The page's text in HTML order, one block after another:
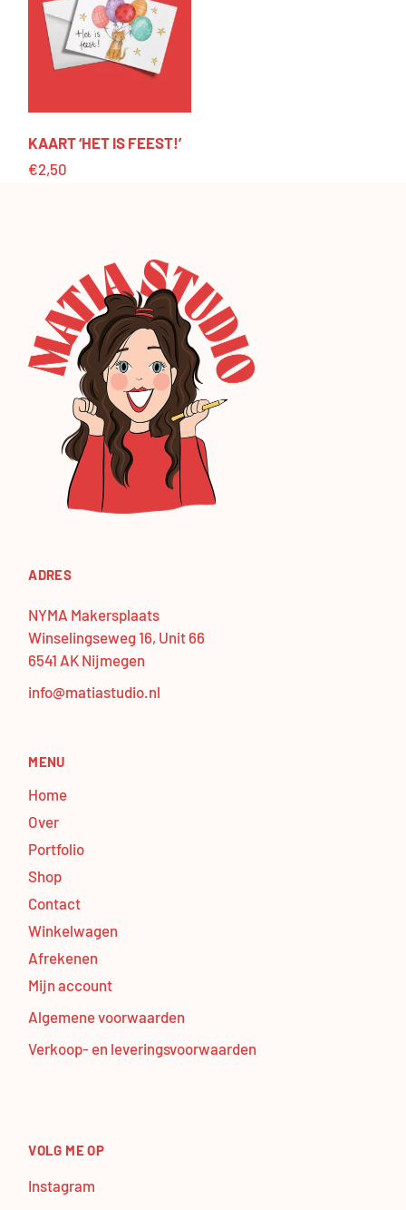
€2,50
KAART ‘HET IS FEEST!’
ADRES
NYMA Makersplaats
Winselingseweg 16, Unit 66
6541 AK Nijmegen
info@matiastudio.nl
MENU
Home
Over
Portfolio
Shop
Contact
Winkelwagen
Afrekenen
Mijn account
Algemene voorwaarden
Verkoop- en leveringsvoorwaarden
VOLG ME OP
Instagram